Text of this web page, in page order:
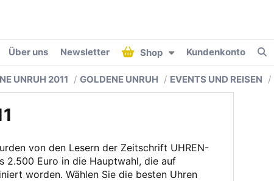
Über uns Newsletter Shop Kundenkonto
UNRUH 2011 GOLDENE UNRUH EVENTS UND REISEN
von den Lesern der Zeitschrift UHREN-
2.500 Euro in die Hauptwahl, die auf
worden. Wählen Sie die besten Uhren